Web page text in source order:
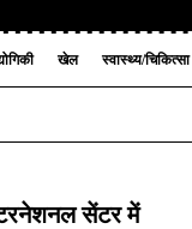
खेल स्वास्थ्य/चिकित्सा
सेंटर में